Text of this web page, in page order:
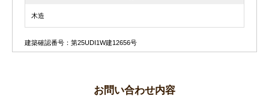
木造
建築確認番号：第25UDI1W建12656号
お問い合わせ内容